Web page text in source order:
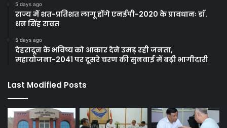
5 days ago
राज्य में शत-प्रतिशत लागू होंगे एनईपी-2020 के प्रावधानः डाॅ.
धन सिंह रावत
5 days ago
देहरादून के भविष्य को आकार देने उमड़ रही जनता,
महायोजना-2041 पर दूसरे चरण की सुनवाई में बढ़ी भागीदारी
Last Modified Posts